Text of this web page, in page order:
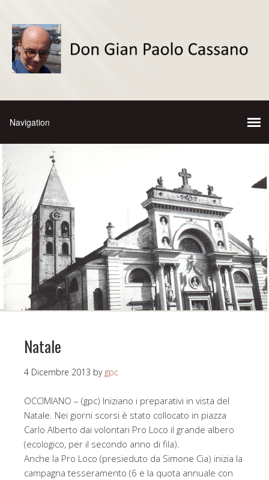
Natale
4 Dicembre 2013 by gpc
OCCIMIANO – (gpc) Iniziano i preparativi in vista del
Natale. Nei giorni scorsi è stato collocato in piazza
Carlo Alberto dai volontari Pro Loco il grande albero
(ecologico, per il secondo anno di fila).
Anche la Pro Loco (presieduto da Simone Cia) inizia la
campagna tesseramento (6 e la quota annuale con